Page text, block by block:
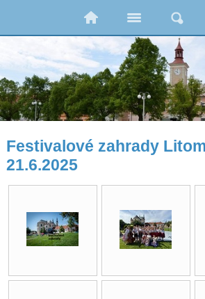
Festivalové zahrady
21.6.2025